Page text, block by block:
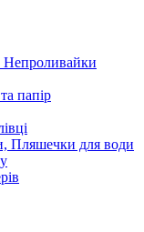
Непроливайки
папір
Пляшечки для води